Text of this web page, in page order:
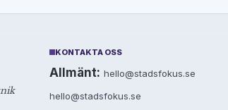
KONTAKTA OSS
Allmänt: hello@stadsfokus.se
hello@stadsfokus.se